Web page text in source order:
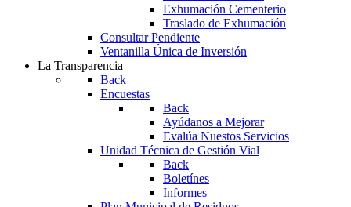
Exhumación Cementerio
Traslado de Exhumación
Consultar Pendiente
Ventanilla Única de Inversión
La Transparencia
Back
Encuestas
Back
Ayúdanos a Mejorar
Evalúa Nuestos Servicios
Unidad Técnica de Gestión Vial
Back
Boletínes
Informes